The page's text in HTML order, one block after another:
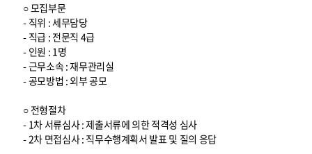
○ 모집부문
- 직위 : 세무담당
- 직급 : 전문직 4급
- 인원 : 1명
- 근무소속 : 재무관리실
- 공모방법 : 외부 공모
○ 전형절차
- 1차 서류심사 : 제출서류에 의한 적격성 심사
- 2차 면접심사 : 직무수행계획서 발표 및 질의 응답